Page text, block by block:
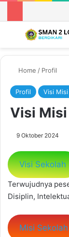
Menu
Home / Profil
Profil Visi
Visi Misi
9 Oktober 2024
Visi Sekolah
Terwujudnya
Disiplin,
Misi Sekolah